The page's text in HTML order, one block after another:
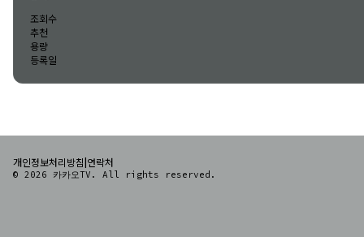
조회수
추천
용량
등록일
개인정보처리방침 연락처
© 2026 카카오TV. All rights reserved.